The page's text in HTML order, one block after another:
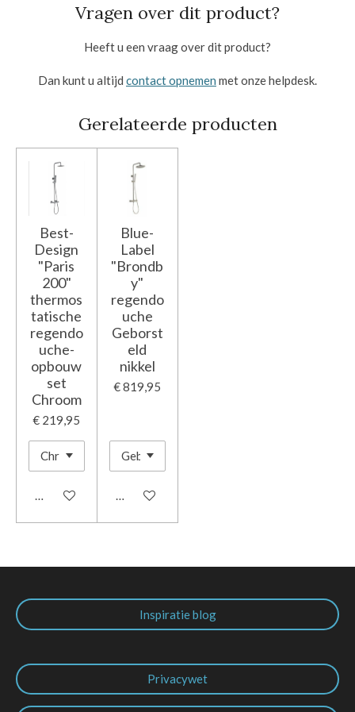
Vragen over dit product?
Heeft u een vraag over dit product?
Dan kunt u altijd contact opnemen met onze helpdesk.
Gerelateerde producten
Best-
Design
"Paris
200"
thermos
tatische
regendo
uche-
opbouw
set
Chroom
€ 219,95
In winkelwagen
Blue-
Label
"Brondb
y"
regendo
uche
Geborst
eld
nikkel
€ 819,95
In winkelwagen
Inspiratie blog
Privacywet